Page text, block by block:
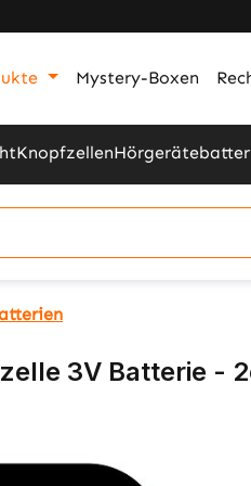
Mystery-Boxen
Knopfzellen
3V Batterie -